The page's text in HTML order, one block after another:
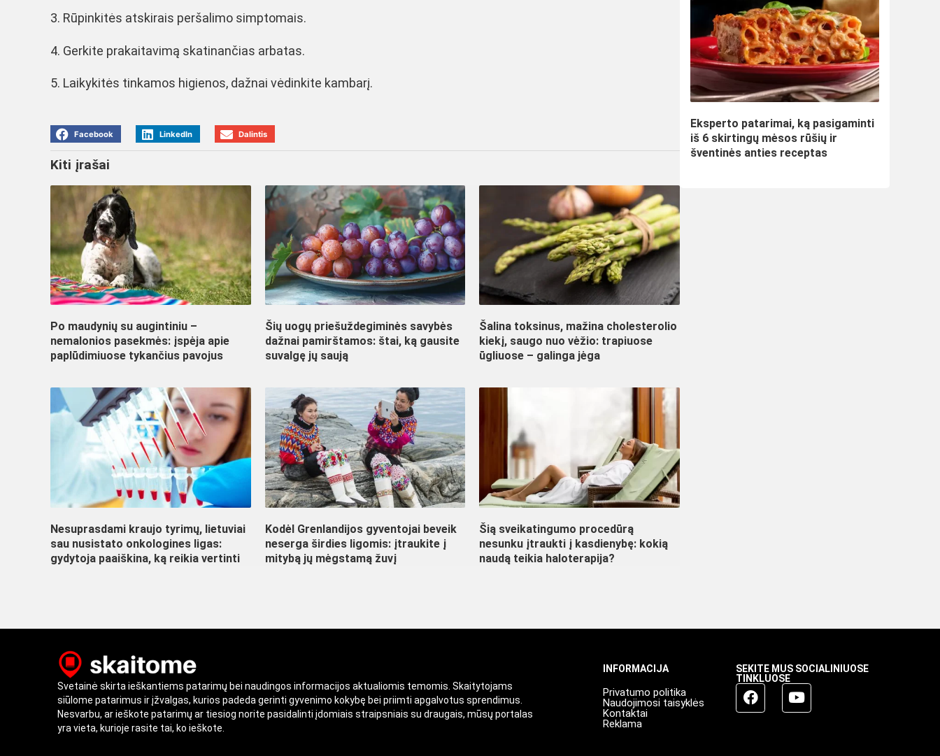
3. Rūpinkitės atskirais peršalimo simptomais.
4. Gerkite prakaitavimą skatinančias arbatas.
5. Laikykitės tinkamos higienos, dažnai vėdinkite kambarį.
Facebook LinkedIn Dalintis
Kiti įrašai
Po maudynių su augintiniu –
nemalonios pasekmės: įspėja apie
paplūdimiuose tykančius pavojus
Šių uogų priešuždegiminės savybės
dažnai pamirštamos: štai, ką gausite
suvalgę jų saują
Šalina toksinus, mažina cholesterolio
kiekį, saugo nuo vėžio: trapiuose
ūgliuose – galinga jėga
Nesuprasdami kraujo tyrimų, lietuviai
sau nusistato onkologines ligas:
gydytoja paaiškina, ką reikia vertinti
Kodėl Grenlandijos gyventojai beveik
neserga širdies ligomis: įtraukite į
mitybą jų mėgstamą žuvį
Šią sveikatingumo procedūrą
nesunku įtraukti į kasdienybę: kokią
naudą teikia haloterapija?
Eksperto patarimai, ką pasigaminti
iš 6 skirtingų mėsos rūšių ir
šventinės anties receptas
Svetainė skirta ieškantiems patarimų bei naudingos informacijos aktualiomis temomis. Skaitytojams
siūlome patarimus ir įžvalgas, kurios padeda gerinti gyvenimo kokybę bei priimti apgalvotus sprendimus.
Nesvarbu, ar ieškote patarimų ar tiesiog norite pasidalinti įdomiais straipsniais su draugais, mūsų portalas
yra vieta, kurioje rasite tai, ko ieškote.
INFORMACIJA
Privatumo politika
Naudojimosi taisyklės
Kontaktai
Reklama
SEKITE MUS SOCIALINIUOSE
TINKLUOSE